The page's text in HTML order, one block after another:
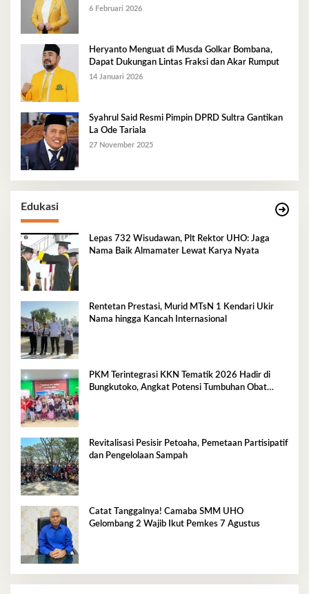
Golkar Mubar
6 Februari 2026
Heryanto Menguat di Musda Golkar Bombana,
Dapat Dukungan Lintas Fraksi dan Akar Rumput
14 Januari 2026
Syahrul Said Resmi Pimpin DPRD Sultra Gantikan
La Ode Tariala
27 November 2025
Edukasi
Lepas 732 Wisudawan, Plt Rektor UHO: Jaga
Nama Baik Almamater Lewat Karya Nyata
Rentetan Prestasi, Murid MTsN 1 Kendari Ukir
Nama hingga Kancah Internasional
PKM Terintegrasi KKN Tematik 2026 Hadir di
Bungkutoko, Angkat Potensi Tumbuhan Obat
Revitalisasi Pesisir Petoaha, Pemetaan Partisipatif
dan Pengelolaan Sampah
Catat Tanggalnya! Camaba SMM UHO
Gelombang 2 Wajib Ikut Pemkes 7 Agustus